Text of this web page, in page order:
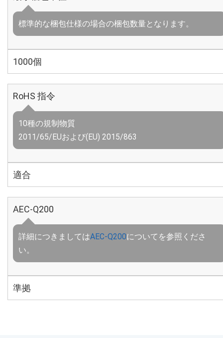
標準的な梱包仕様の場合の梱包数量となります。
1000個
RoHS 指令
10種の規制物質
2011/65/EUおよび(EU) 2015/863
適合
AEC-Q200
詳細につきましてはAEC-Q200についてを参照くださ
い。
準拠